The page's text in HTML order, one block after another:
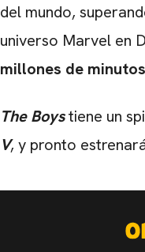
del mundo,
universo Marvel en
millones de
The Boystiene un
V, y pronto